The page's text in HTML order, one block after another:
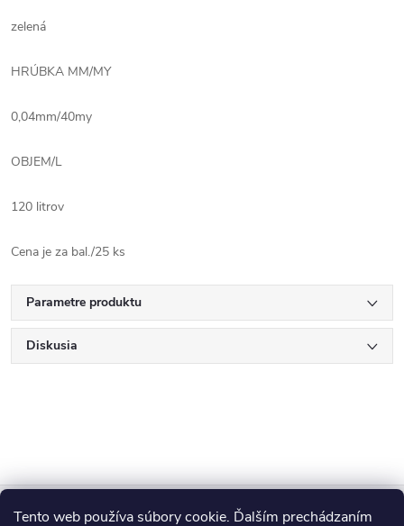
Tento web používa súbory cookie. Ďalším prechádzaním
zelená
HRÚBKA MM/MY
0,04mm/40my
OBJEM/L
120 litrov
Cena je za bal./25 ks
Parametre produktu
Diskusia
Z